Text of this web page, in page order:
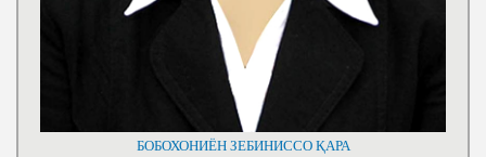
БОБОХОНИЁН ЗЕБИНИССО ҚАРА